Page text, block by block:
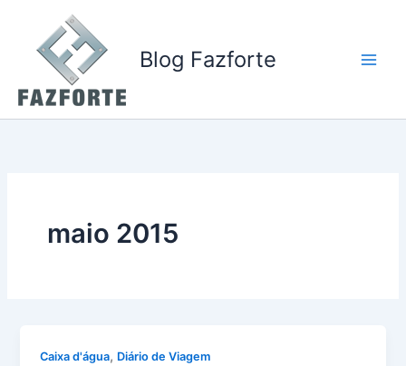
conteúdo
Blog Fazforte
maio 2015
Caixa d'água, Diário de Viagem